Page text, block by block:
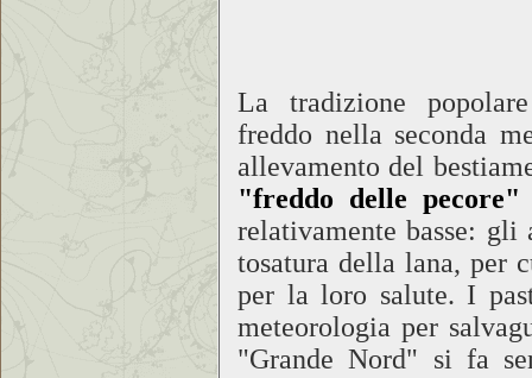
La tradizione
freddo nella seconda
allevamento del
"freddo delle pecore"
relativamente basse:
tosatura della lana, per
per la loro salute. I
meteorologia per
"Grande Nord" si fa